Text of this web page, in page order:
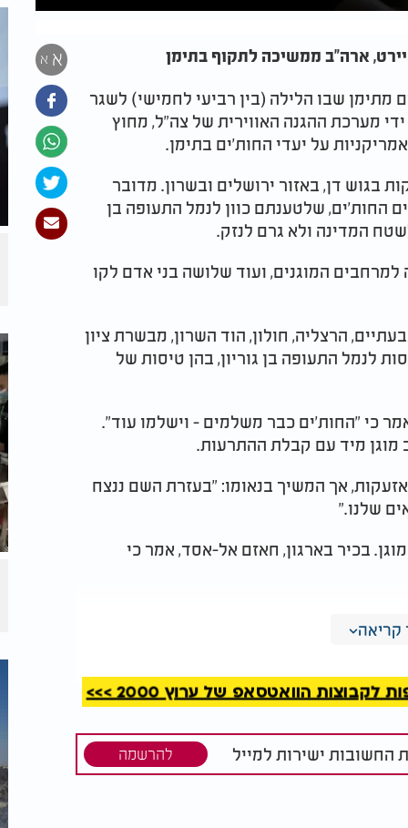
א א ארה"ב ממשיכה לתקוף בתימן
שבו הלילה (בין רביעי לחמישי) לשגר
מערכת ההגנה האווירית של צה"ל, מחוץ
על יעדי החות'ים בתימן.
נשמעו אזעקות בגוש דן, באזור ירושלים ובשרון. מדובר
החות'ים, שלטענתם כוון לנמל התעופה בן
המדינה ולא גרם לנזק.
בזמן הריצה למרחבים המוגנים, ועוד שלושה בני אדם לקו
הרצליה, חולון, הוד השרון, מבשרת ציון
לנמל התעופה בן גוריון, בהן טיסות של
כי "החות'ים כבר משלמים - וישלמו עוד".
מוגן מיד עם קבלת ההתרעות.
אך המשיך בנאומו: "בעזרת השם ננצח
שלנו."
בכיר בארגון, חאזם אל-אסד, אמר כי
את גופתו
שיבושי הבוקר במערכת
הוואטסאפ של ערוץ 2000 >>>
החשובות ישירות למייל להרשמה